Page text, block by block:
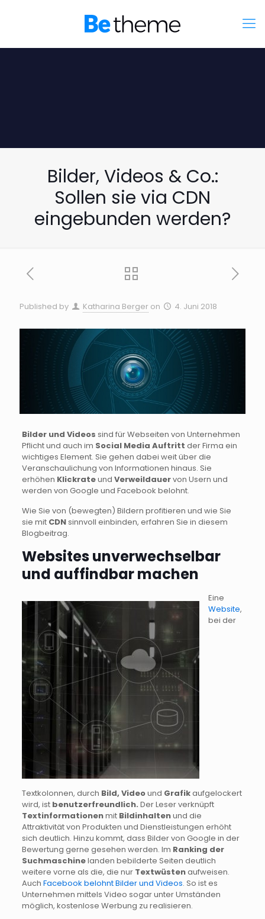
Bilder, Videos & Co.:
Sollen sie via CDN
eingebunden werden?
Published by Katharina Berger on 4. Juni 2018
Bilder und Videos sind für Webseiten von Unternehmen
Pflicht und auch im Social Media Auftritt der Firma ein
wichtiges Element. Sie gehen dabei weit über die
Veranschaulichung von Informationen hinaus. Sie
erhöhen Klickrateund Verweildauervon Usern und
werden von Google und Facebook belohnt.
Wie Sie von (bewegten) Bildern profitieren und wie Sie
sie mit CDNsinnvoll einbinden, erfahren Sie in diesem
Blogbeitrag.
Websites unverwechselbar
und auffindbar machen
Eine
Website,
bei der
Textkolonnen, durch Bild, Videound Grafikaufgelockert
wird, ist benutzerfreundlich. Der Leser verknüpft
Textinformationenmit Bildinhaltenund die
Attraktivität von Produkten und Dienstleistungen erhöht
sich deutlich. Hinzu kommt, dass Bilder von Google in der
Bewertung gerne gesehen werden. Im Ranking der
Suchmaschinelanden bebilderte Seiten deutlich
weitere vorne als die, die nur Textwüstenaufweisen.
Auch Facebook belohnt Bilder und Videos. So ist es
Unternehmen mittels Video sogar unter Umständen
möglich, kostenlose Werbung zu realisieren.